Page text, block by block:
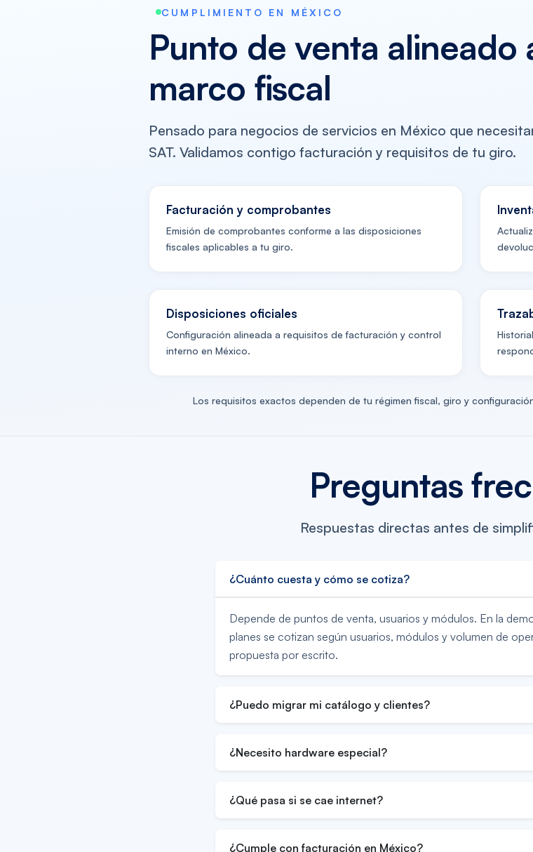
CUMPLIMIENTO EN MÉXICO
Punto de venta alineado
marco fiscal
Pensado para negocios de servicios en México que
SAT. Validamos contigo facturación y requisitos de tu giro.
Facturación y comprobantes
Emisión de comprobantes conforme a las disposiciones
fiscales aplicables a tu giro.
Disposiciones oficiales
Configuración alineada a requisitos de facturación y control
interno en México.
Los requisitos exactos dependen de tu régimen fiscal, giro y
Preguntas
Respuestas directas antes de
¿Cuánto cuesta y cómo se cotiza?
Depende de puntos de venta, usuarios y módulos. En la
planes se cotizan según usuarios, módulos y volumen de
propuesta por escrito.
¿Puedo migrar mi catálogo y clientes?
¿Necesito hardware especial?
¿Qué pasa si se cae internet?
¿Cumple con facturación en México?